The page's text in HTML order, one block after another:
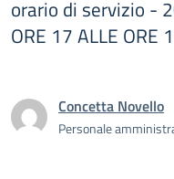
orario di servizio -
ORE 17 ALLE ORE
Concetta Novello
Personale